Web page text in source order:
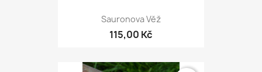
Sauronova Věž
115,00 Kč